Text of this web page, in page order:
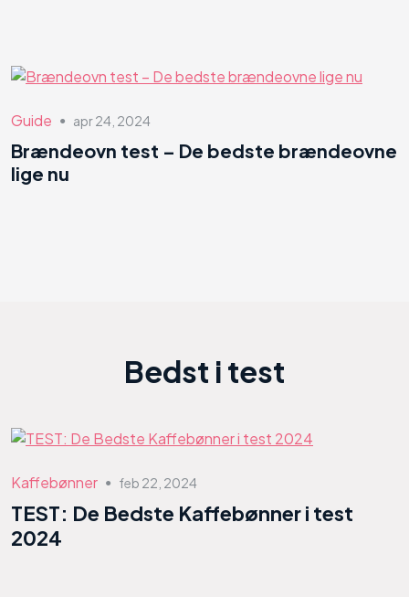
Guide ● apr 24, 2024
Brændeovn test – De bedste brændeovne
lige nu
Bedst i test
Kaffebønner ● feb 22, 2024
TEST: De Bedste Kaffebønner i test
2024